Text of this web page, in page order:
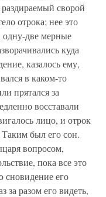
сворой
отрока; нее это
одну-две мерные
куда
казалось ему,
в каком-то
прятался за
восставали
лицо, и отрок
был его сон.
вопросом,
пока все это
сновидение его
за разом его видеть,